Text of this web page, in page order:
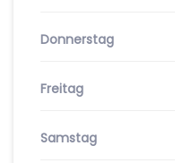
Donnerstag
Freitag
Samstag